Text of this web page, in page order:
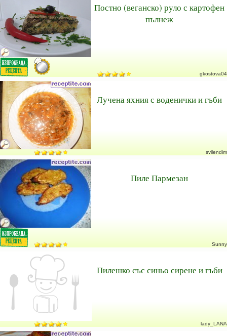
Постно (веганско) руло с картофен
пълнеж
gkostova04
Лучена яхния с воденички и гъби
svilendim
Пиле Пармезан
Sunny
Пилешко със синьо сирене и гъби
lady_LANA